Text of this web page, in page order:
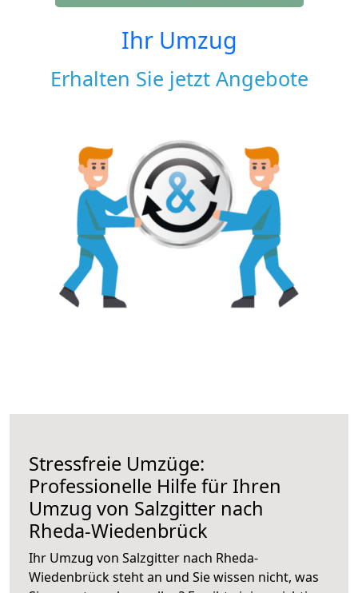
Ihr Umzug
Erhalten Sie jetzt Angebote
Stressfreie Umzüge:
Professionelle Hilfe für Ihren
Umzug von Salzgitter nach
Rheda-Wiedenbrück
Ihr Umzug von Salzgitter nach Rheda-
Wiedenbrück steht an und Sie wissen nicht, was